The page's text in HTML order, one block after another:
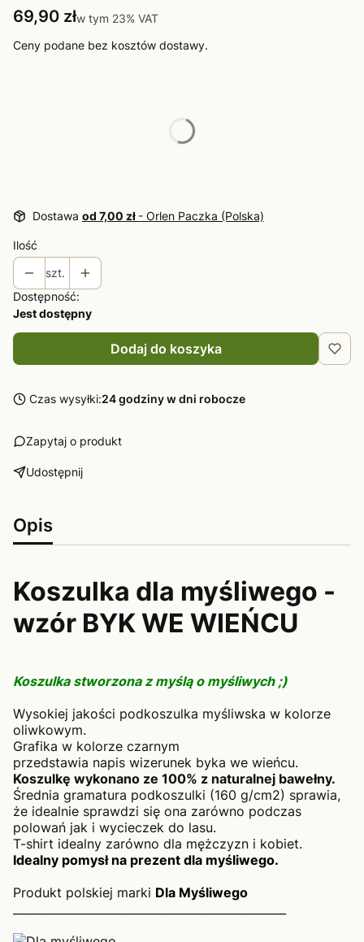
Cena
69,90 złw tym 23% VAT
w tym 23% VAT
Ceny podane bez kosztów dostawy.
Dostawa od 7,00 zł - Orlen Paczka (Polska)
Ilość
szt.
Dostępność:
Jest dostępny
Dodaj do koszyka
Czas wysyłki:24 godziny w dni robocze
Zapytaj o produkt
Udostępnij
Opis
Koszulka dla myśliwego -
wzór BYK WE WIEŃCU
Koszulka stworzona z myślą o myśliwych ;)
Wysokiej jakości podkoszulka myśliwska w kolorze
oliwkowym.
Grafika w kolorze czarnym
przedstawia napis wizerunek byka we wieńcu.
Koszulkę wykonano ze 100% z naturalnej bawełny.
Średnia gramatura podkoszulki (160 g/cm2) sprawia,
że idealnie sprawdzi się ona zarówno podczas
polowań jak i wycieczek do lasu.
T-shirt idealny zarówno dla mężczyzn i kobiet.
Idealny pomysł na prezent dla myśliwego.
Produkt polskiej marki Dla Myśliwego